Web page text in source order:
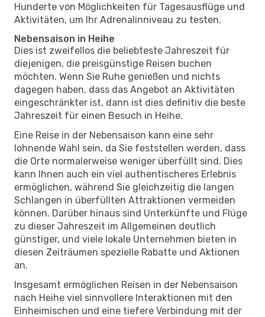
Hunderte von Möglichkeiten für Tagesausflüge und
Aktivitäten, um Ihr Adrenalinniveau zu testen.
Nebensaison in Heihe
Dies ist zweifellos die beliebteste Jahreszeit für
diejenigen, die preisgünstige Reisen buchen
möchten. Wenn Sie Ruhe genießen und nichts
dagegen haben, dass das Angebot an Aktivitäten
eingeschränkter ist, dann ist dies definitiv die beste
Jahreszeit für einen Besuch in Heihe.
Eine Reise in der Nebensaison kann eine sehr
lohnende Wahl sein, da Sie feststellen werden, dass
die Orte normalerweise weniger überfüllt sind. Dies
kann Ihnen auch ein viel authentischeres Erlebnis
ermöglichen, während Sie gleichzeitig die langen
Schlangen in überfüllten Attraktionen vermeiden
können. Darüber hinaus sind Unterkünfte und Flüge
zu dieser Jahreszeit im Allgemeinen deutlich
günstiger, und viele lokale Unternehmen bieten in
diesen Zeiträumen spezielle Rabatte und Aktionen
an.
Insgesamt ermöglichen Reisen in der Nebensaison
nach Heihe viel sinnvollere Interaktionen mit den
Einheimischen und eine tiefere Verbindung mit der